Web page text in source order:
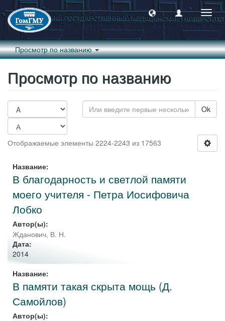
Просмотр по названию
Просмотр по названию
Ok
Отображаемые элементы 2224-2243 из 17563
Название:
В благодарность и светлой памяти
моего учителя - Петра Иосифовича
Лобко
Автор(ы):
Жданович, В. Н.
Дата:
2014
Название:
В памяти такая скрыта мощь (Д.
Самойлов)
Автор(ы):